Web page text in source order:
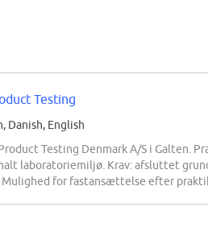
Testing
Danish, English
Testing Denmark A/S i Galten.
laboratoriemiljø. Krav: afsluttet
Mulighed for fastansættelse efter